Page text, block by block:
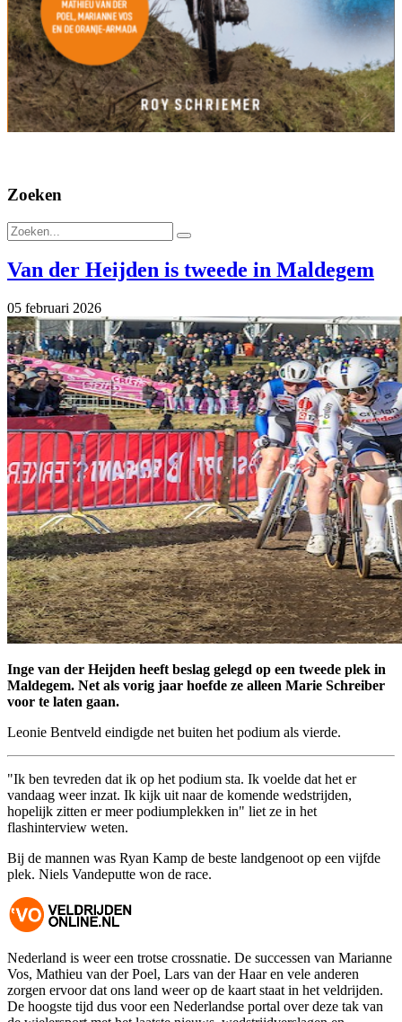
Zoeken
Van der Heijden is tweede in Maldegem
05 februari 2026
Inge van der Heijden heeft beslag gelegd op een tweede plek in
Maldegem. Net als vorig jaar hoefde ze alleen Marie Schreiber
voor te laten gaan.
Leonie Bentveld eindigde net buiten het podium als vierde.
"Ik ben tevreden dat ik op het podium sta. Ik voelde dat het er
vandaag weer inzat. Ik kijk uit naar de komende wedstrijden,
hopelijk zitten er meer podiumplekken in" liet ze in het
flashinterview weten.
Bij de mannen was Ryan Kamp de beste landgenoot op een vijfde
plek. Niels Vandeputte won de race.
Nederland is weer een trotse crossnatie. De successen van Marianne
Vos, Mathieu van der Poel, Lars van der Haar en vele anderen
zorgen ervoor dat ons land weer op de kaart staat in het veldrijden.
De hoogste tijd dus voor een Nederlandse portal over deze tak van